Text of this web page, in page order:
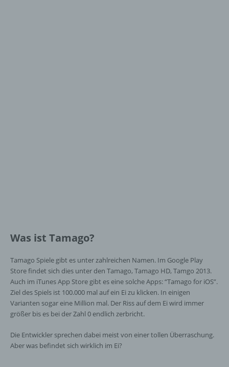
Was ist Tamago?
Tamago Spiele gibt es unter zahlreichen Namen. Im Google Play
Store findet sich dies unter den Tamago, Tamago HD, Tamgo 2013.
Auch im iTunes App Store gibt es eine solche Apps: “Tamago for iOS”.
Ziel des Spiels ist 100.000 mal auf ein Ei zu klicken. In einigen
Varianten sogar eine Million mal. Der Riss auf dem Ei wird immer
größer bis es bei der Zahl 0 endlich zerbricht.
Die Entwickler sprechen dabei meist von einer tollen Überraschung.
Aber was befindet sich wirklich im Ei?